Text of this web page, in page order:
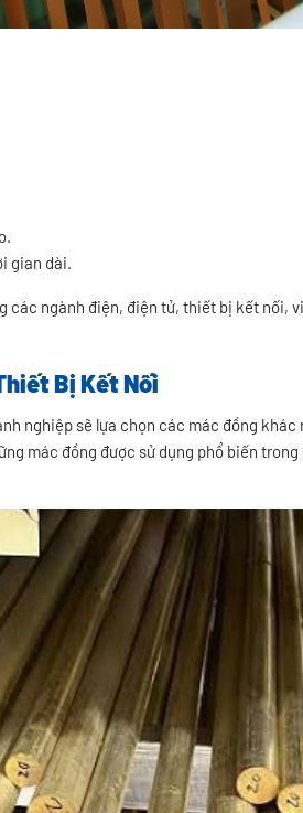
gian dài.
các ngành điện, điện tử, thiết bị kết nối,
Bị Kết Nối
nghiệp sẽ lựa chọn các mác đồng khác
mác đồng được sử dụng phổ biến